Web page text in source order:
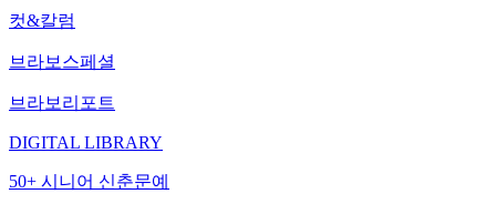
컷&칼럼
브라보스페셜
브라보리포트
DIGITAL LIBRARY
50+ 시니어 신춘문예